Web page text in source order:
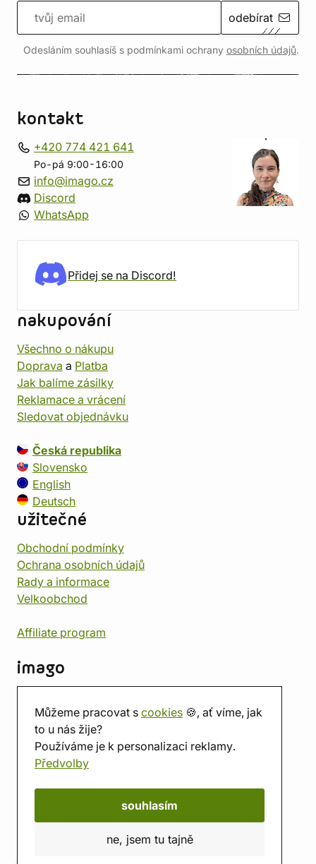
Můžeme pracovat s cookies 🍪, ať víme, jak
to u nás žije?
Používáme je k personalizaci reklamy.
Předvolby
souhlasím
ne, jsem tu tajně
odebírat
Odesláním souhlasíš s podmínkami ochrany osobních údajů.
kontakt
+420 774 421 641
Po-pá 9:00-16:00
info@imago.cz
Discord
WhatsApp
Přidej se na Discord!
nakupování
Všechno o nákupu
Doprava a Platba
Jak balíme zásilky
Reklamace a vrácení
Sledovat objednávku
Česká republika
Slovensko
English
Deutsch
užitečné
Obchodní podmínky
Ochrana osobních údajů
Rady a informace
Velkoobchod
Affiliate program
imago
Prodejna
Herna
O nás
Hodnocení obchodu